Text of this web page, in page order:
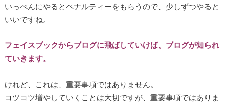
いっぺんにやるとペナルティーをもらうので、少しずつやると
いいですね。
フェイスブックからブログに飛ばしていけば、ブログが知られ
ていきます。
けれど、これは、重要事項ではありません。
コツコツ増やしていくことは大切ですが、重要事項ではありま